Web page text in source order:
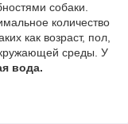
собаки.
количество
как возраст, пол,
среды. У
вода.